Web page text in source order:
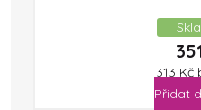
313 Kč
Přidat